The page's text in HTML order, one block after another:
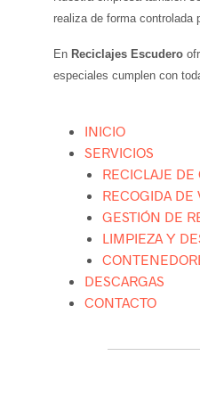
realiza de forma controlada
En Reciclajes Escudero
especiales cumplen con
INICIO
SERVICIOS
RECICLAJE DE
RECOGIDA DE
GESTIÓN DE
LIMPIEZA Y
DESCARGAS
CONTACTO